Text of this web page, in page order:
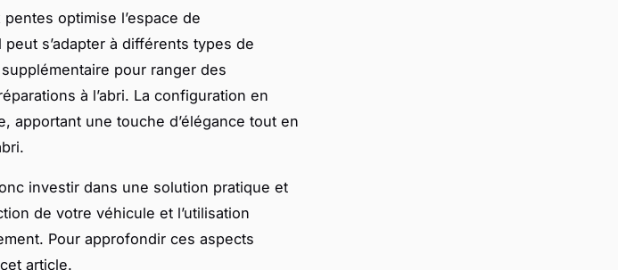
optimise l’espace de
s’adapter à différents types de
pour ranger des
à l’abri. La configuration en
apportant une touche d’élégance tout en
investir dans une solution pratique et
de votre véhicule et l’utilisation
Pour approfondir ces aspects
article.